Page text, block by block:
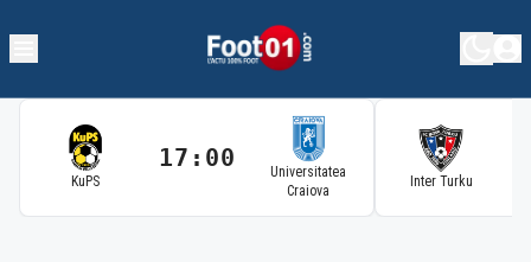
KuPS
17:00
Universitatea
Craiova
Inter Turku